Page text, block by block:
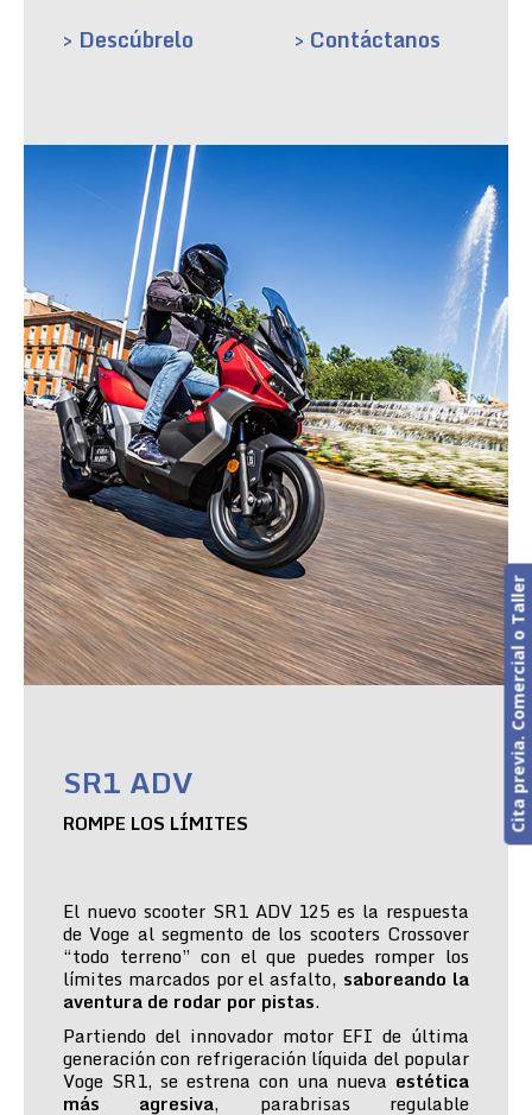
> Descúbrelo > Contáctanos
SR1 ADV
ROMPE LOS LÍMITES
El nuevo scooter SR1 ADV 125 es la respuesta
de Voge al segmento de los scooters Crossover
“todo terreno” con el que puedes romper los
límites marcados por el asfalto, saboreando la
aventura de rodar por pistas.
Partiendo del innovador motor EFI de última
generación con refrigeración líquida del popular
Voge SR1, se estrena con una nueva estética
más agresiva, parabrisas regulable
Cita previa. Comercial o Taller